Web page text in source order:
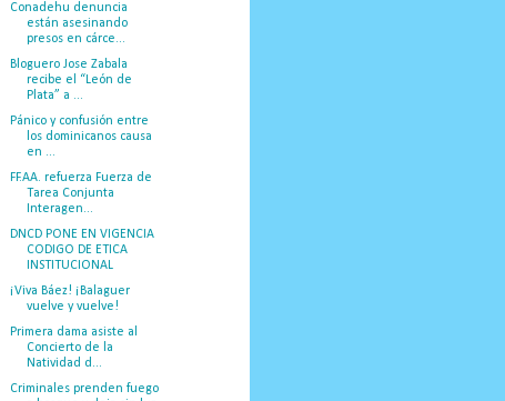
Conadehu denuncia
están asesinando
presos en cárce...
Bloguero Jose Zabala
recibe el “León de
Plata” a ...
Pánico y confusión entre
los dominicanos causa
en ...
FF.AA. refuerza Fuerza de
Tarea Conjunta
Interagen...
DNCD PONE EN VIGENCIA
CODIGO DE ETICA
INSTITUCIONAL
¡Viva Báez! ¡Balaguer
vuelve y vuelve!
Primera dama asiste al
Concierto de la
Natividad d...
Criminales prenden fuego